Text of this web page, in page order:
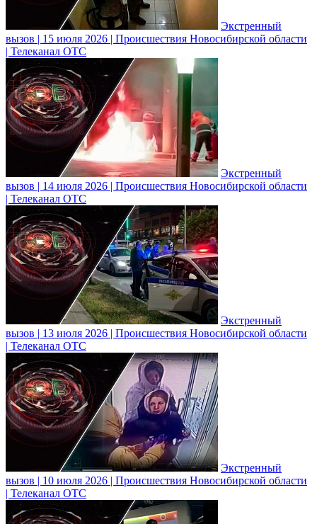
Экстренный
вызов | 15 июля 2026 | Происшествия Новосибирской области
| Телеканал ОТС
Экстренный
вызов | 14 июля 2026 | Происшествия Новосибирской области
| Телеканал ОТС
Экстренный
вызов | 13 июля 2026 | Происшествия Новосибирской области
| Телеканал ОТС
Экстренный
вызов | 10 июля 2026 | Происшествия Новосибирской области
| Телеканал ОТС